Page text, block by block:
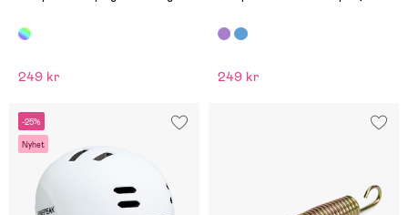
249 kr 249 kr
-25%
Nyhet